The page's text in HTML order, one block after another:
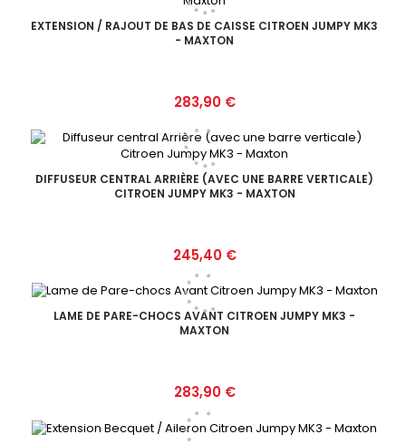
EXTENSION / RAJOUT DE BAS DE CAISSE CITROEN JUMPY MK3
- MAXTON
Prix
283,90 €
DIFFUSEUR CENTRAL ARRIÈRE (AVEC UNE BARRE VERTICALE)
CITROEN JUMPY MK3 - MAXTON
Prix
245,40 €
LAME DE PARE-CHOCS AVANT CITROEN JUMPY MK3 -
MAXTON
Prix
283,90 €